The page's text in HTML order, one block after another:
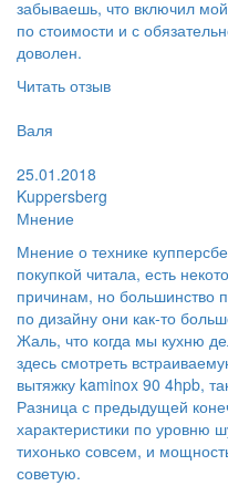
забываешь, что включил
по стоимости и с
доволен.
Читать отзыв
Валя
25.01.2018
Kuppersberg
Мнение
Мнение о технике
покупкой читала, есть
причинам, но большинство
по дизайну они как-то
Жаль, что когда мы кухню
здесь смотреть
вытяжку kaminox 90 4hpb,
Разница с предыдущей
характеристики по уровню
тихонько совсем, и
советую.